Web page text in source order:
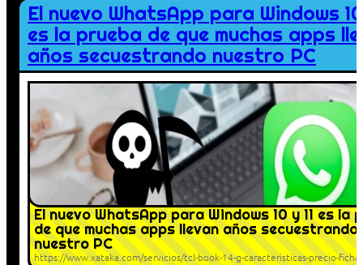
El nuevo WhatsApp para Windows 10
es la prueba de que muchas apps
años secuestrando nuestro PC
El nuevo WhatsApp para Windows 10 y 11 es la
de que muchas apps llevan años secuestrando
nuestro PC
https://www.xataka.com/servicios/tcl-book-14-g-caracteristicas-precio-